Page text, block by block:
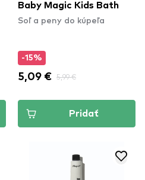
Baby Magic Kids Bath
Soľ a peny do kúpeľa
-15%
5,09 € 5,99 €
Pridať